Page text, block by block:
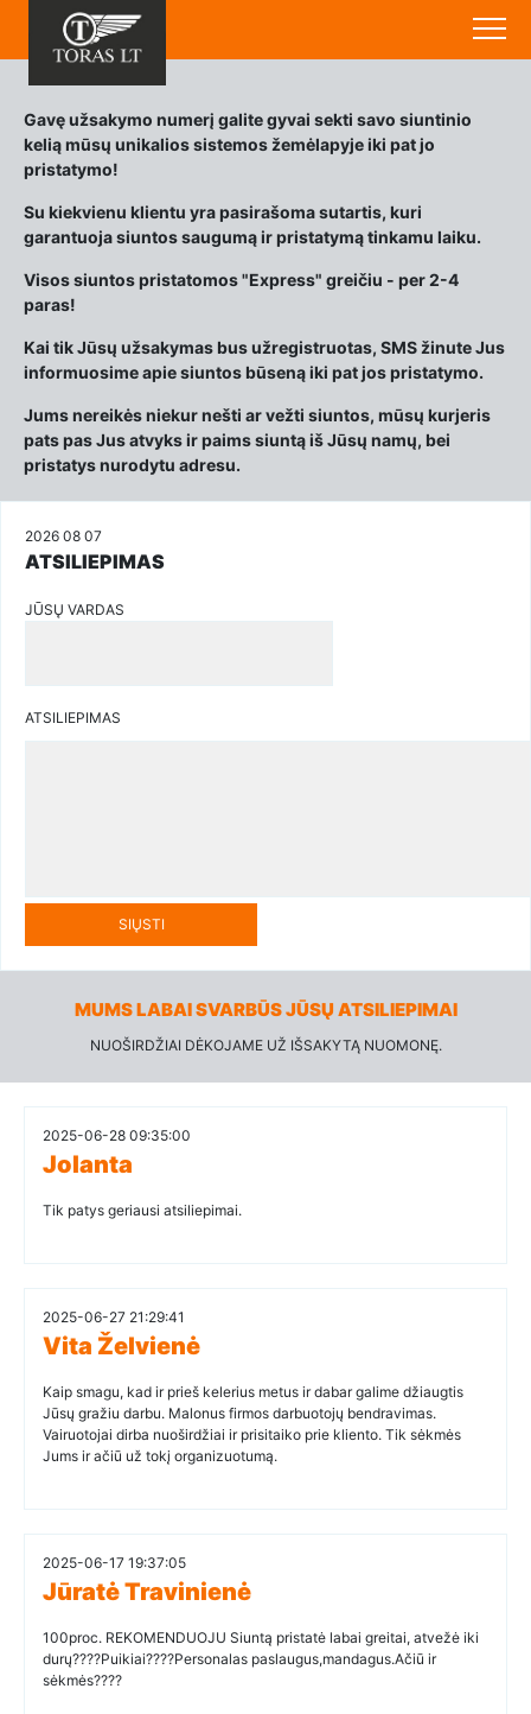
Gavę užsakymo numerį galite gyvai sekti savo siuntinio
kelią mūsų unikalios sistemos žemėlapyje iki pat jo
pristatymo!
Su kiekvienu klientu yra pasirašoma sutartis, kuri
garantuoja siuntos saugumą ir pristatymą tinkamu laiku.
Visos siuntos pristatomos "Express" greičiu - per 2-4
paras!
Kai tik Jūsų užsakymas bus užregistruotas, SMS žinute Jus
informuosime apie siuntos būseną iki pat jos pristatymo.
Jums nereikės niekur nešti ar vežti siuntos, mūsų kurjeris
pats pas Jus atvyks ir paims siuntą iš Jūsų namų, bei
pristatys nurodytu adresu.
2026 08 07
ATSILIEPIMAS
JŪSŲ VARDAS
ATSILIEPIMAS
SIŲSTI
MUMS LABAI SVARBŪS JŪSŲ ATSILIEPIMAI
NUOŠIRDŽIAI DĖKOJAME UŽ IŠSAKYTĄ NUOMONĘ.
2025-06-28 09:35:00
Jolanta
Tik patys geriausi atsiliepimai.
2025-06-27 21:29:41
Vita Želvienė
Kaip smagu, kad ir prieš kelerius metus ir dabar galime džiaugtis
Jūsų gražiu darbu. Malonus firmos darbuotojų bendravimas.
Vairuotojai dirba nuoširdžiai ir prisitaiko prie kliento. Tik sėkmės
Jums ir ačiū už tokį organizuotumą.
2025-06-17 19:37:05
Jūratė Travinienė
100proc. REKOMENDUOJU Siuntą pristatė labai greitai, atvežė iki
durų????Puikiai????Personalas paslaugus,mandagus.Ačiū ir
sėkmės????